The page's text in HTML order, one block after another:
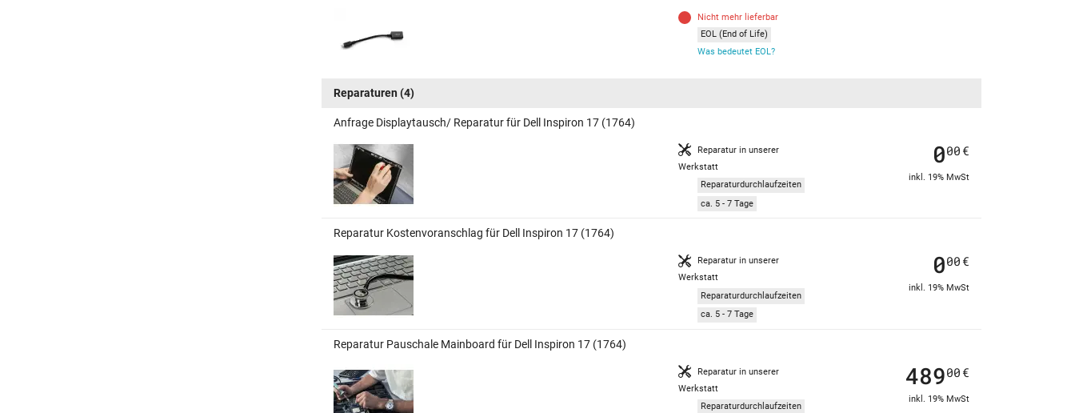
Nicht mehr lieferbar
EOL (End of Life)
Was bedeutet EOL?
Reparaturen (4)
Anfrage Displaytausch/ Reparatur für Dell Inspiron 17 (1764)
Reparatur in unserer
Werkstatt
Reparaturdurchlaufzeiten
ca. 5 - 7 Tage
000 €
inkl. 19% MwSt
Reparatur Kostenvoranschlag für Dell Inspiron 17 (1764)
Reparatur in unserer
Werkstatt
Reparaturdurchlaufzeiten
ca. 5 - 7 Tage
000 €
inkl. 19% MwSt
Reparatur Pauschale Mainboard für Dell Inspiron 17 (1764)
Reparatur in unserer
Werkstatt
Reparaturdurchlaufzeiten
48900 €
inkl. 19% MwSt